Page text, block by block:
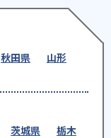
秋田県
山形
茨城県
栃木